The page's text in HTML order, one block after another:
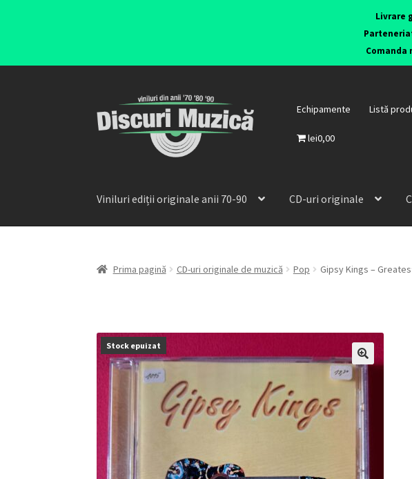
Livrare
Comanda
Echipamente Listă
lei0,00
Viniluri ediții originale anii 70-90 CD-uri originale
Prima pagină CD-uri originale de muzică Pop Gipsy Kings –
🔍
Stock epuizat